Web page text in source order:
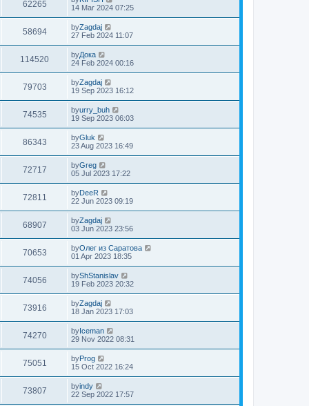
62265
14 Mar 2024 07:25
58694 byZagdaj
27 Feb 2024 11:07
114520 byДока
24 Feb 2024 00:16
79703 byZagdaj
19 Sep 2023 16:12
74535 byurry_buh
19 Sep 2023 06:03
86343 byGluk
23 Aug 2023 16:49
72717 byGreg
05 Jul 2023 17:22
72811 byDeeR
22 Jun 2023 09:19
68907 byZagdaj
03 Jun 2023 23:56
70653 byОлег из Саратова
01 Apr 2023 18:35
74056 byShStanislav
19 Feb 2023 20:32
73916 byZagdaj
18 Jan 2023 17:03
74270 byIceman
29 Nov 2022 08:31
75051 byProg
15 Oct 2022 16:24
73807 byindy
22 Sep 2022 17:57